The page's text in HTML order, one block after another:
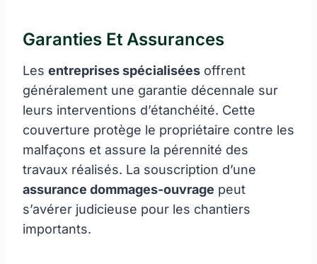
Garanties Et Assurances
Les entreprises spécialisées offrent
généralement une garantie décennale sur
leurs interventions d’étanchéité. Cette
couverture protège le propriétaire contre les
malfaçons et assure la pérennité des
travaux réalisés. La souscription d’une
assurance dommages-ouvrage peut
s’avérer judicieuse pour les chantiers
importants.